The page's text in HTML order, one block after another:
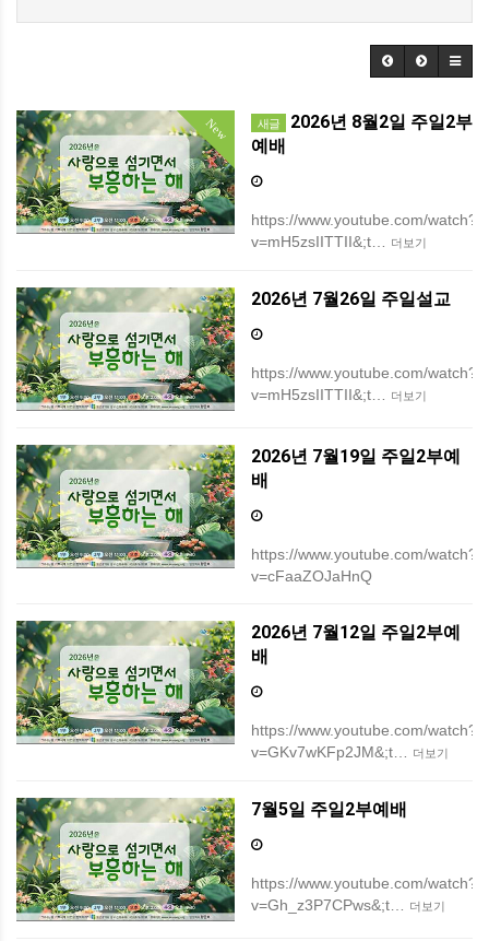
New 새글
2026년 8월2일 주일2부
예배
https://www.youtube.com/watch?
v=mH5zsIITTII&;t…
더보기
2026년 7월26일 주일설교
https://www.youtube.com/watch?
v=mH5zsIITTII&;t…
더보기
2026년 7월19일 주일2부예
배
https://www.youtube.com/watch?
v=cFaaZOJaHnQ
2026년 7월12일 주일2부예
배
https://www.youtube.com/watch?
v=GKv7wKFp2JM&;t…
더보기
7월5일 주일2부예배
https://www.youtube.com/watch?
v=Gh_z3P7CPws&;t…
더보기